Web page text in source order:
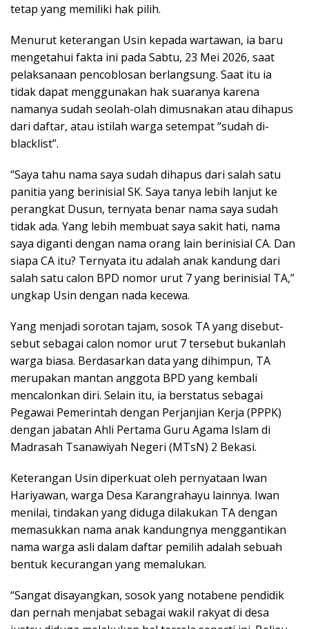
tetap yang memiliki hak pilih.
Menurut keterangan Usin kepada wartawan, ia baru
mengetahui fakta ini pada Sabtu, 23 Mei 2026, saat
pelaksanaan pencoblosan berlangsung. Saat itu ia
tidak dapat menggunakan hak suaranya karena
namanya sudah seolah-olah dimusnakan atau dihapus
dari daftar, atau istilah warga setempat “sudah di-
blacklist”.
“Saya tahu nama saya sudah dihapus dari salah satu
panitia yang berinisial SK. Saya tanya lebih lanjut ke
perangkat Dusun, ternyata benar nama saya sudah
tidak ada. Yang lebih membuat saya sakit hati, nama
saya diganti dengan nama orang lain berinisial CA. Dan
siapa CA itu? Ternyata itu adalah anak kandung dari
salah satu calon BPD nomor urut 7 yang berinisial TA,”
ungkap Usin dengan nada kecewa.
Yang menjadi sorotan tajam, sosok TA yang disebut-
sebut sebagai calon nomor urut 7 tersebut bukanlah
warga biasa. Berdasarkan data yang dihimpun, TA
merupakan mantan anggota BPD yang kembali
mencalonkan diri. Selain itu, ia berstatus sebagai
Pegawai Pemerintah dengan Perjanjian Kerja (PPPK)
dengan jabatan Ahli Pertama Guru Agama Islam di
Madrasah Tsanawiyah Negeri (MTsN) 2 Bekasi.
Keterangan Usin diperkuat oleh pernyataan Iwan
Hariyawan, warga Desa Karangrahayu lainnya. Iwan
menilai, tindakan yang diduga dilakukan TA dengan
memasukkan nama anak kandungnya menggantikan
nama warga asli dalam daftar pemilih adalah sebuah
bentuk kecurangan yang memalukan.
“Sangat disayangkan, sosok yang notabene pendidik
dan pernah menjabat sebagai wakil rakyat di desa